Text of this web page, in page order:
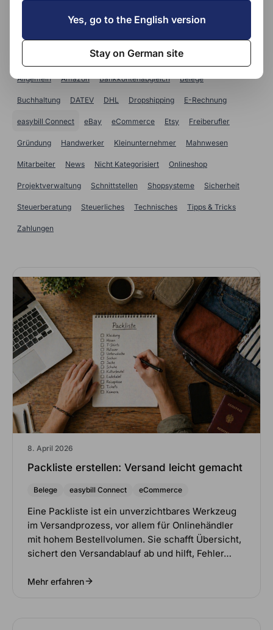
Allgemein Amazon Bankkontenabgleich Belege
Buchhaltung DATEV DHL Dropshipping E-Rechnung
easybill Connect eBay eCommerce Etsy Freiberufler
Gründung Handwerker Kleinunternehmer Mahnwesen
Mitarbeiter News Nicht Kategorisiert Onlineshop
Projektverwaltung Schnittstellen Shopsysteme Sicherheit
Steuerberatung Steuerliches Technisches Tipps & Tricks
Zahlungen
8. April 2026
Packliste erstellen: Versand leicht gemacht
Belege easybill Connect eCommerce
Eine Packliste ist ein unverzichtbares Werkzeug
im Versandprozess, vor allem für Onlinehändler
mit hohem Bestellvolumen. Sie schafft Übersicht,
sichert den Versandablauf ab und hilft, Fehler…
Mehr erfahren
Yes, go to the English version
Stay on German site